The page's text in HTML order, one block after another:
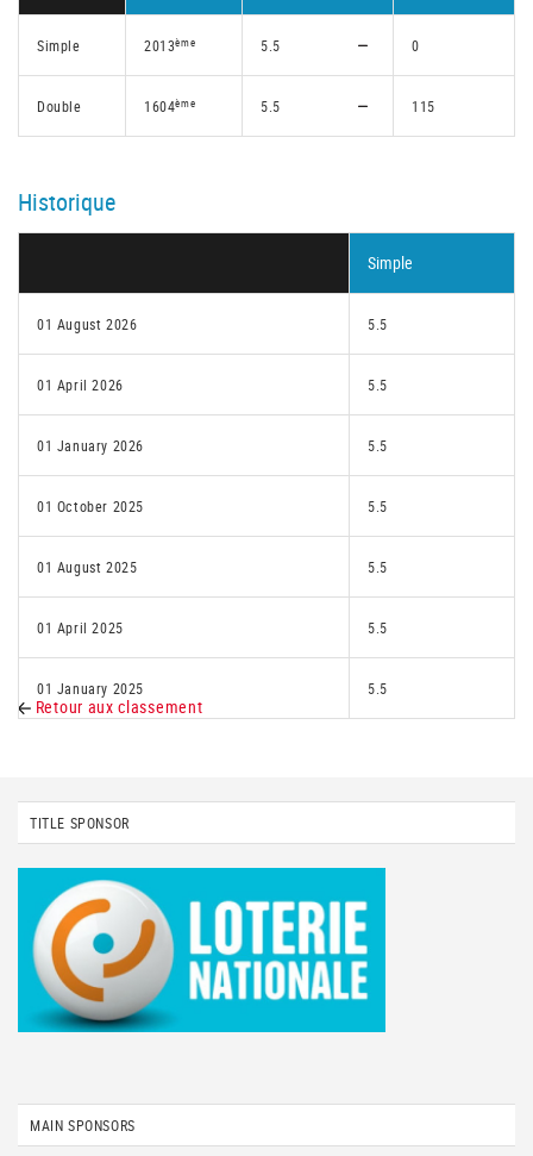
Simple 2013ème 5.5 0
Double 1604ème 5.5 115
Historique
Simple
01 August 2026 5.5
01 April 2026 5.5
01 January 2026 5.5
01 October 2025 5.5
01 August 2025 5.5
01 April 2025 5.5
01 January 2025 5.5
Retour aux classement
TITLE SPONSOR
MAIN SPONSORS